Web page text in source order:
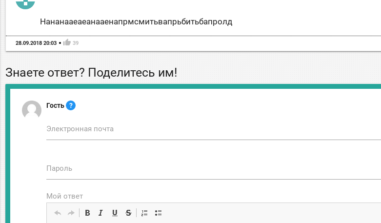
Нананааеаеанааенапрмсмитьвапрьбитьбапролд
28.09.2018 20:03 thumb_up 39
Знаете ответ? Поделитесь им!
Гость ?
Электронная почта
Пароль
Мой ответ